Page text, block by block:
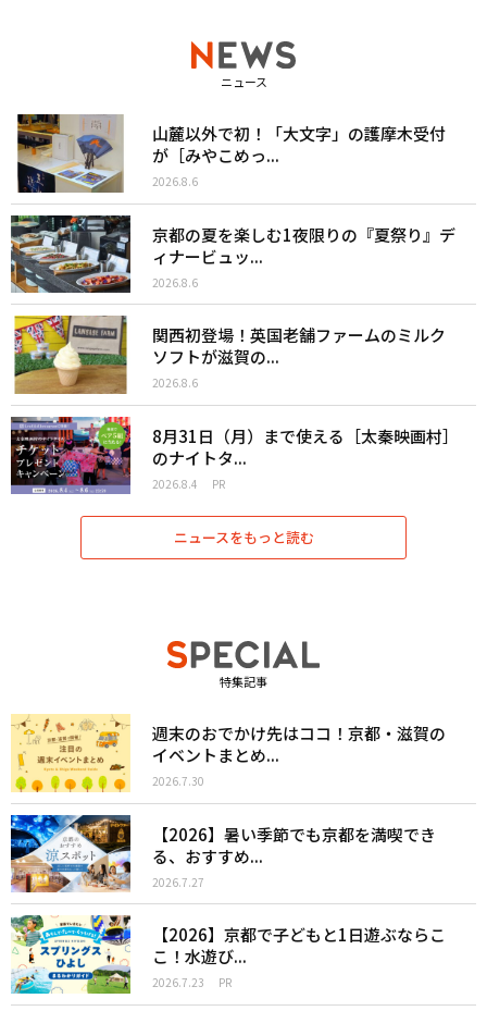
ニュース
山麓以外で初！「大文字」の護摩木受付
が［みやこめっ...
2026.8.6
京都の夏を楽しむ1夜限りの『夏祭り』デ
ィナービュッ...
2026.8.6
関西初登場！英国老舗ファームのミルク
ソフトが滋賀の...
2026.8.6
8月31日（月）まで使える［太秦映画村］
のナイトタ...
2026.8.4 PR
ニュースをもっと読む
特集記事
週末のおでかけ先はココ！京都・滋賀の
イベントまとめ...
2026.7.30
【2026】暑い季節でも京都を満喫でき
る、おすすめ...
2026.7.27
【2026】京都で子どもと1日遊ぶならこ
こ！水遊び...
2026.7.23 PR